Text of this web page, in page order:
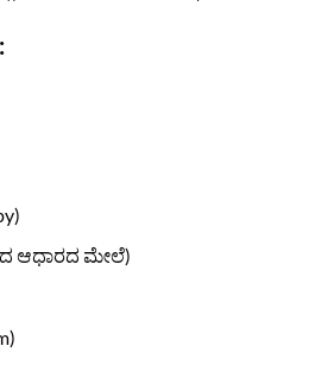
ಆಧಾರದ ಮೇಲೆ)